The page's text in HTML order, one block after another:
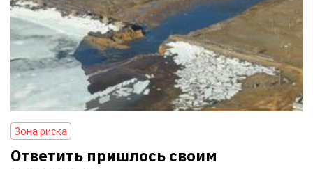
Зона риска
Ответить пришлось своим